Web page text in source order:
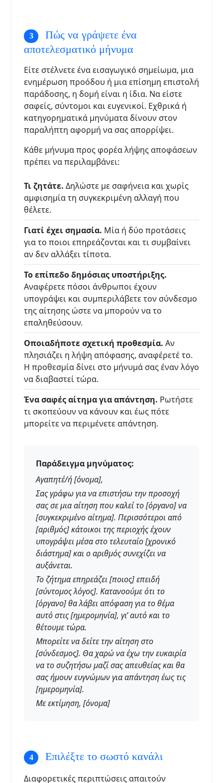
Πώς να γράψετε ένα
αποτελεσματικό μήνυμα
Είτε στέλνετε ένα εισαγωγικό σημείωμα, μια
ενημέρωση προόδου ή μια επίσημη επιστολή
παράδοσης, η δομή είναι η ίδια. Να είστε
σαφείς, σύντομοι και ευγενικοί. Εχθρικά ή
κατηγορηματικά μηνύματα δίνουν στον
παραλήπτη αφορμή να σας απορρίψει.
Κάθε μήνυμα προς φορέα λήψης αποφάσεων
πρέπει να περιλαμβάνει:
Τι ζητάτε. Δηλώστε με σαφήνεια και χωρίς
αμφισημία τη συγκεκριμένη αλλαγή που
θέλετε.
Γιατί έχει σημασία. Μία ή δύο προτάσεις
για το ποιοι επηρεάζονται και τι συμβαίνει
αν δεν αλλάξει τίποτα.
Το επίπεδο δημόσιας υποστήριξης.
Αναφέρετε πόσοι άνθρωποι έχουν
υπογράψει και συμπεριλάβετε τον σύνδεσμο
της αίτησης ώστε να μπορούν να το
επαληθεύσουν.
Οποιαδήποτε σχετική προθεσμία. Αν
πλησιάζει η λήψη απόφασης, αναφέρετέ το.
Η προθεσμία δίνει στο μήνυμά σας έναν λόγο
να διαβαστεί τώρα.
Ένα σαφές αίτημα για απάντηση. Ρωτήστε
τι σκοπεύουν να κάνουν και έως πότε
μπορείτε να περιμένετε απάντηση.
Παράδειγμα μηνύματος:
Αγαπητέ/ή [όνομα],
Σας γράφω για να επιστήσω την προσοχή
σας σε μια αίτηση που καλεί το [όργανο] να
[συγκεκριμένο αίτημα]. Περισσότεροι από
[αριθμός] κάτοικοι της περιοχής έχουν
υπογράψει μέσα στο τελευταίο [χρονικό
διάστημα] και ο αριθμός συνεχίζει να
αυξάνεται.
Το ζήτημα επηρεάζει [ποιος] επειδή
[σύντομος λόγος]. Κατανοούμε ότι το
[όργανο] θα λάβει απόφαση για το θέμα
αυτό στις [ημερομηνία], γι’ αυτό και το
θέτουμε τώρα.
Μπορείτε να δείτε την αίτηση στο
[σύνδεσμος]. Θα χαρώ να έχω την ευκαιρία
να το συζητήσω μαζί σας απευθείας και θα
σας ήμουν ευγνώμων για απάντηση έως τις
[ημερομηνία].
Με εκτίμηση, [όνομα]
Επιλέξτε το σωστό κανάλι
Διαφορετικές περιπτώσεις απαιτούν